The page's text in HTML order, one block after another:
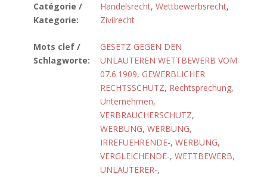
Catégorie /
Kategorie:
Handelsrecht, Wettbewerbsrecht,
Zivilrecht
Mots clef /
Schlagworte:
GESETZ GEGEN DEN
UNLAUTEREN WETTBEWERB VOM
07.6.1909, GEWERBLICHER
RECHTSSCHUTZ, Rechtsprechung,
Unternehmen,
VERBRAUCHERSCHUTZ,
WERBUNG, WERBUNG,
IRREFUEHRENDE-, WERBUNG,
VERGLEICHENDE-, WETTBEWERB,
UNLAUTERER-,